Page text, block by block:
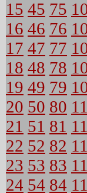
15 45 75
16 46 76
17 47 77
18 48 78
19 49 79
20 50 80
21 51 81
22 52 82
23 53 83
24 54 84